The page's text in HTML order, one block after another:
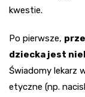
kwestie.
Po pierwsze,
dziecka jest
Świadomy lekarz
etyczne (np.